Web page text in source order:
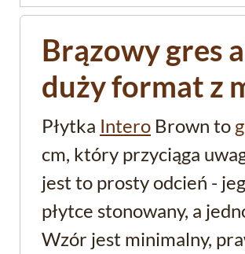
Brązowy gres
duży format z
Płytka Intero Brown to
cm, który przyciąga
jest to prosty odcień -
płytce stonowany, a
Wzór jest minimalny,